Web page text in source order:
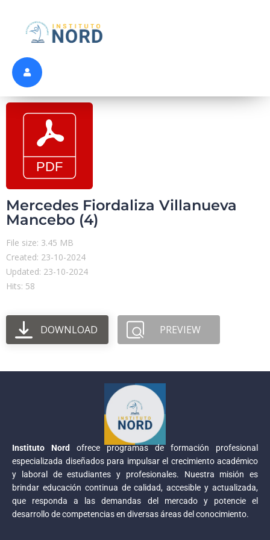
Mercedes Fiordaliza Villanueva
Mancebo (4)
File size: 3.45 MB
Created: 23-10-2024
Updated: 23-10-2024
Hits: 58
DOWNLOAD PREVIEW
Instituto Nord
ofrece programas de formación profesional
especializada diseñados para impulsar el crecimiento académico
y laboral de estudiantes y profesionales. Nuestra misión es
brindar educación continua de calidad, accesible y actualizada,
que responda a las demandas del mercado y potencie el
desarrollo de competencias en diversas áreas del conocimiento.